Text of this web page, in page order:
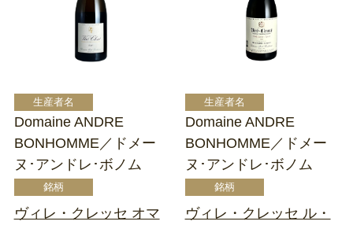
Domaine ANDRE
BONHOMME／ドメー
ヌ･アンドレ･ボノム
ヴィレ・クレッセ オマ
Domaine ANDRE
BONHOMME／ドメー
ヌ･アンドレ･ボノム
ヴィレ・クレッセ ル・